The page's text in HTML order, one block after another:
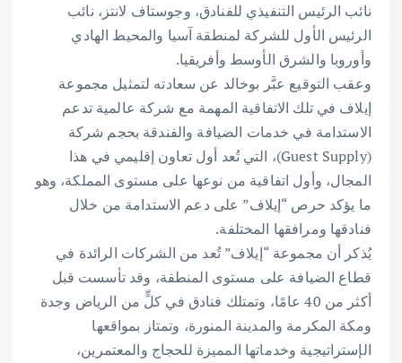
نائب الرئيس التنفيذي للفنادق، وجوستاف لانتز، نائب
الرئيس الأول للشركة لمنطقة آسيا والمحيط الهادي
وأوروبا والشرق الأوسط وأفريقيا.
وعقب التوقيع عبَّر بوخالد عن سعادته لتمثيل مجموعة
إيلاف في تلك الاتفاقية المهمة مع شركة عالمية تدعم
الاستدامة في خدمات الضيافة والفندقة بحجم شركة
(Guest Supply)، التي تُعد أول تعاون إقليمي في هذا
المجال، وأول اتفاقية من نوعها على مستوى المملكة، وهو
ما يؤكد حرص “إيلاف” على دعم الاستدامة من خلال
فنادقها ومرافقها المختلفة.
يُذكر أن مجموعة “إيلاف” تُعد من الشركات الرائدة في
قطاع الضيافة على مستوى المنطقة، وقد تأسست قبل
أكثر من 40 عامًا، وتمتلك فنادق في كلٍّ من الرياض وجدة
ومكة المكرمة والمدينة المنورة، وتمتاز بمواقعها
الإستراتيجية وخدماتها المميزة للحجاج والمعتمرين،